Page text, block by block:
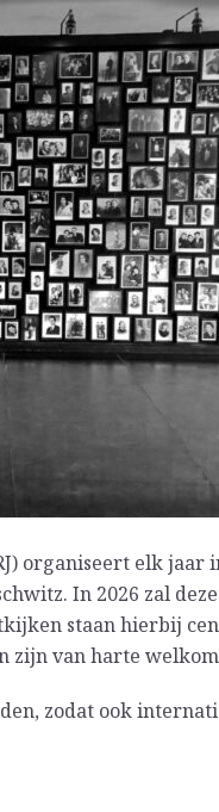
organiseert elk
In 2026 zal
staan hierbij
zijn van harte
zodat ook